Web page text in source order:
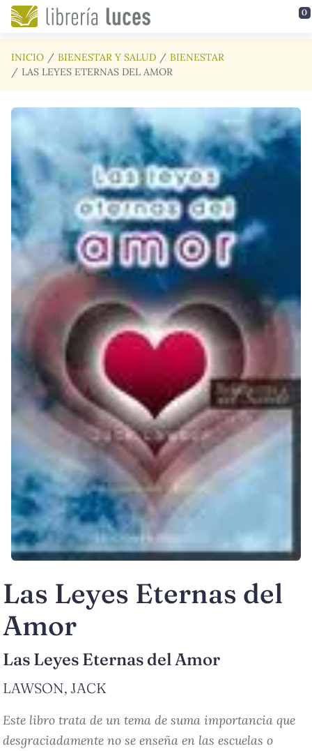
Saltar al contenido principal 0
INICIO BIENESTAR Y SALUD
BIENESTAR
LAS LEYES ETERNAS DEL AMOR
Las Leyes Eternas del
Amor
Las Leyes Eternas del Amor
LAWSON, JACK
Este libro trata de un tema de suma importancia que
desgraciadamente no se enseña en las escuelas o